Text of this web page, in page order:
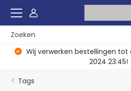
Wij verwerken bestellingen
2024 23:45!
Tags